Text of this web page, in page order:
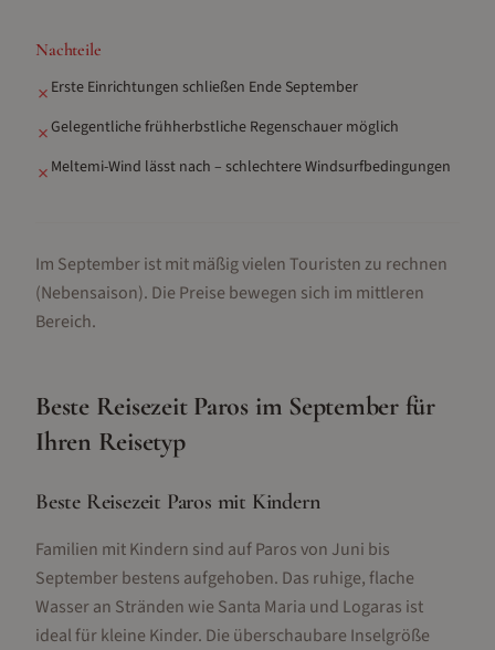
Nachteile
✗ Erste Einrichtungen schließen Ende September
✗Gelegentliche frühherbstliche Regenschauer möglich
✗ Meltemi-Wind lässt nach – schlechtere Windsurfbedingungen
Im September ist mit mäßig vielen Touristen zu rechnen
(Nebensaison). Die Preise bewegen sich im mittleren
Bereich.
Beste Reisezeit Paros im Septemberfür
Ihren Reisetyp
Beste Reisezeit Paros mit Kindern
Familien mit Kindern sind auf Paros von Juni bis
September bestens aufgehoben. Das ruhige, flache
Wasser an Stränden wie Santa Maria und Logaras ist
ideal für kleine Kinder. Die überschaubare Inselgröße